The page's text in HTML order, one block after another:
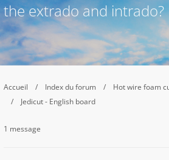
the extrado and intrado?
Accueil Index du forum
Hot wire foam
Jedicut - English board
1 message